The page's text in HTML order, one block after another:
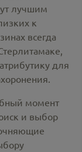
лучшим
к
всегда
,
для
момент
и выбор